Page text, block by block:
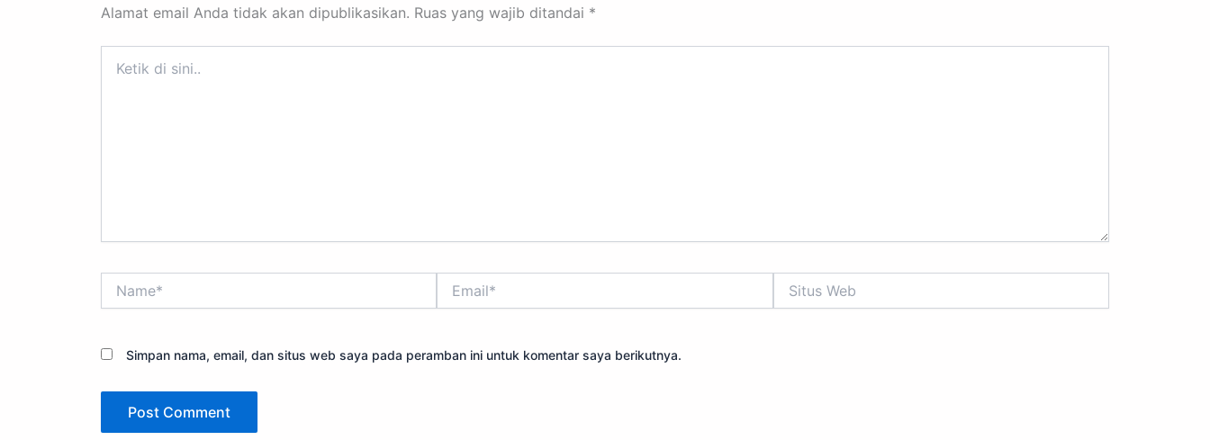
Alamat email Anda tidak akan dipublikasikan. Ruas yang wajib ditandai *
Web
Simpan nama, email, dan situs web saya pada peramban ini untuk komentar saya berikutnya.